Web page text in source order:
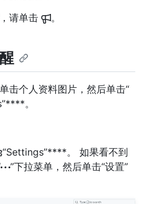
请单击
。
击个人资料图片，然后单击“
。
“Settings”****。 如果看不到
”下拉菜单，然后单击“设置”